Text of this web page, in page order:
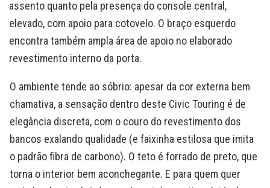
assento quanto pela presença do console central,
elevado, com apoio para cotovelo. O braço esquerdo
encontra também ampla área de apoio no elaborado
revestimento interno da porta.
O ambiente tende ao sóbrio: apesar da cor externa bem
chamativa, a sensação dentro deste Civic Touring é de
elegância discreta, com o couro do revestimento dos
bancos exalando qualidade (e faixinha estilosa que imita
o padrão fibra de carbono). O teto é forrado de preto, que
torna o interior bem aconchegante. E para quem quer